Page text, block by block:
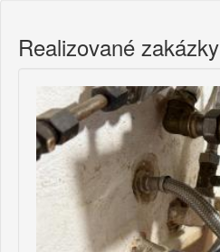
Realizované zakázky